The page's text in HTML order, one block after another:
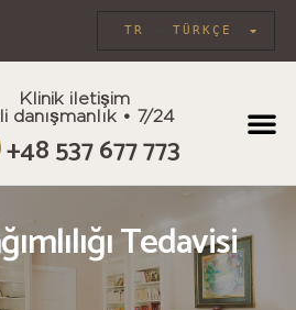
TÜRKÇE
TR
Klinik iletişim
danışmanlık • 7/24
+48 537 677 773
Tedavisi